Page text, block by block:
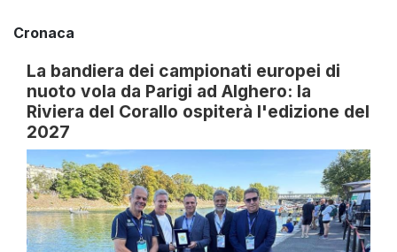
Cronaca
La bandiera dei campionati europei di
nuoto vola da Parigi ad Alghero: la
Riviera del Corallo ospiterà l'edizione del
2027